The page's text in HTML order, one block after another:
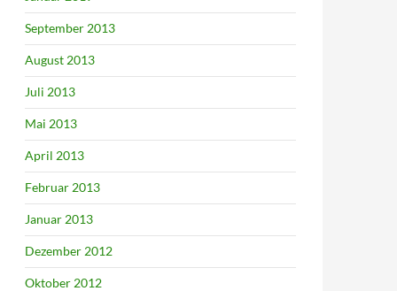
September 2013
August 2013
Juli 2013
Mai 2013
April 2013
Februar 2013
Januar 2013
Dezember 2012
Oktober 2012